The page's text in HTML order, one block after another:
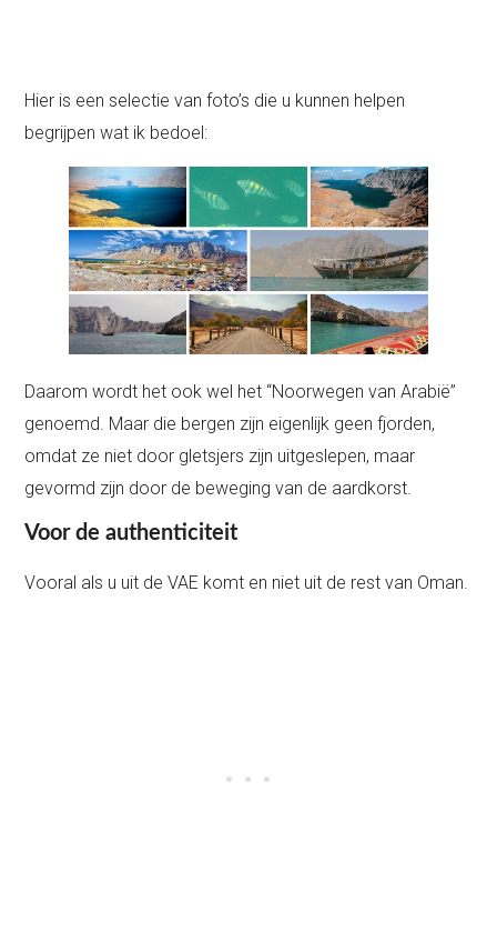
Hier is een selectie van foto’s die u kunnen helpen
begrijpen wat ik bedoel:
Daarom wordt het ook wel het “Noorwegen van Arabië”
genoemd. Maar die bergen zijn eigenlijk geen fjorden,
omdat ze niet door gletsjers zijn uitgeslepen, maar
gevormd zijn door de beweging van de aardkorst.
Voor de authenticiteit
Vooral als u uit de VAE komt en niet uit de rest van Oman.